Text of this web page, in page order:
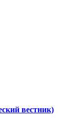
вестник)